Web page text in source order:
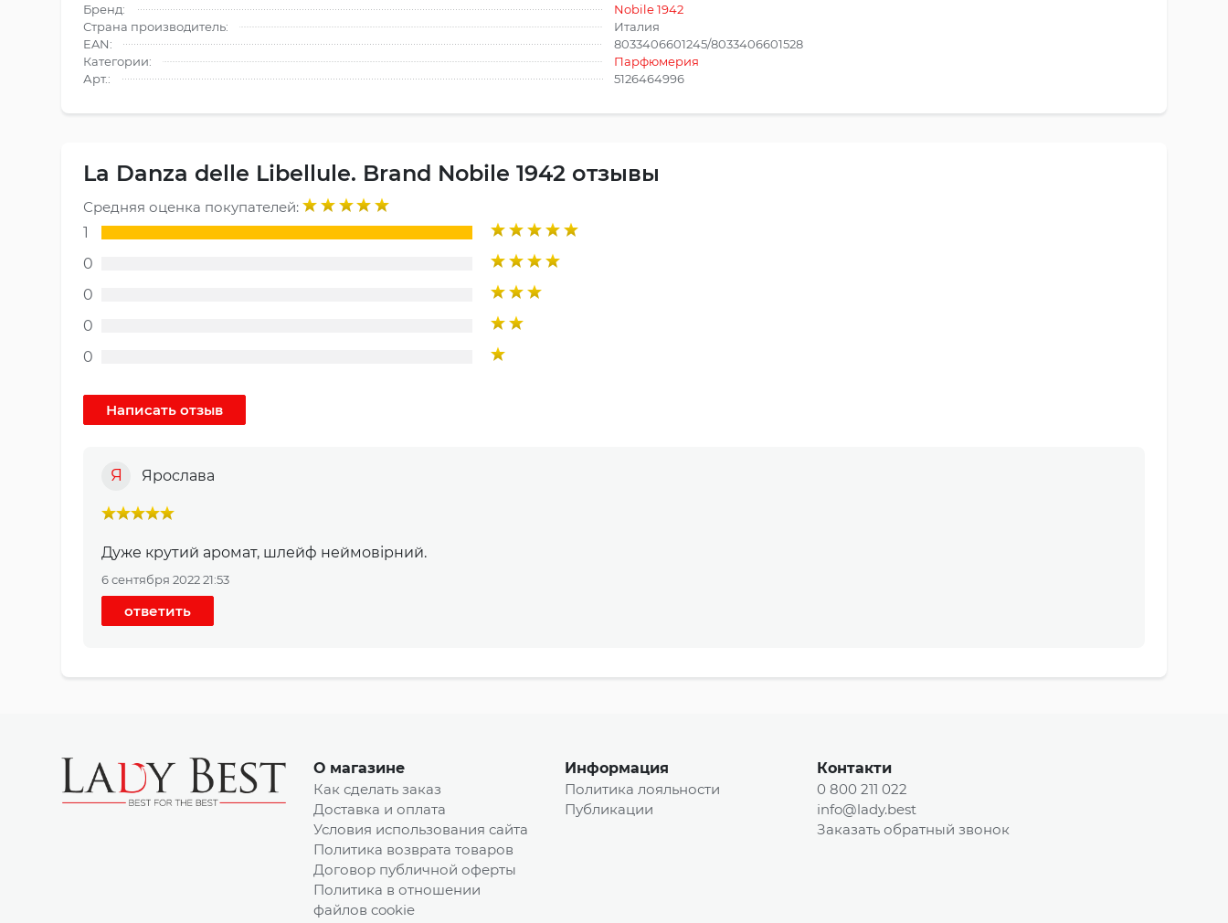
Бренд:
Nobile 1942
Страна производитель:
Италия
EAN:
8033406601245/8033406601528
Категории:
Парфюмерия
Арт.:
5126464996
La Danza delle Libellule. Brand Nobile 1942 отзывы
Средняя оценка покупателей:
1
0
0
0
0
Я Ярослава
Дуже крутий аромат, шлейф неймовірний.
6 сентября 2022 21:53
ответить
О магазине
Как сделать заказ
Доставка и оплата
Условия использования сайта
Политика возврата товаров
Договор публичной оферты
Политика в отношении
файлов cookie
Информация
Политика лояльности
Публикации
Контакти
0 800 211 022
info@lady.best
Заказать обратный звонок